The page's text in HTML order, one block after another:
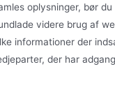
oplysninger, bør
videre brug af
informationer der
der har